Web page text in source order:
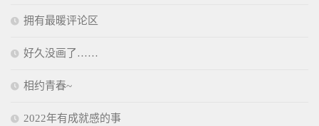
拥有最暖评论区
好久没画了……
相约青春~
2022年有成就感的事